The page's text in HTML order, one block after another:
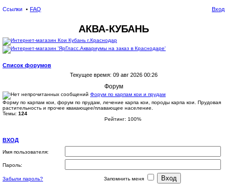
Ссылки FAQ Вход
АКВА-КУБАНЬ
Список форумов
Текущее время: 09 авг 2026 00:26
Форум
Форум по карпам кои и прудам
Форму по карпам кои, форум по прудам, лечение карпа кои, породы карпа кои. Прудовая
растительность и прочее квакающее/плавающее население.
Темы: 124
Рейтинг: 100%
ВХОД
Имя пользователя:
Пароль:
Забыли пароль? Запомнить меня